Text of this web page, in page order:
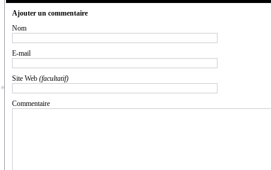
Ajouter un commentaire
Nom
E-mail
Site Web (facultatif)
Commentaire